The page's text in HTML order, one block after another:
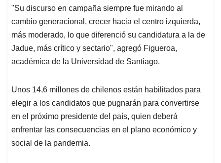
"Su discurso en campaña siempre fue mirando al
cambio generacional, crecer hacia el centro izquierda,
más moderado, lo que diferenció su candidatura a la de
Jadue, más crítico y sectario", agregó Figueroa,
académica de la Universidad de Santiago.
Unos 14,6 millones de chilenos están habilitados para
elegir a los candidatos que pugnarán para convertirse
en el próximo presidente del país, quien deberá
enfrentar las consecuencias en el plano económico y
social de la pandemia.